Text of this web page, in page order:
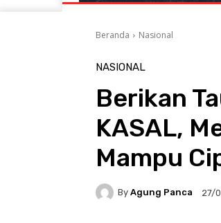
Beranda Nasional
NASIONAL
Berikan
KASAL,
Mampu
By Agung Panca 27/